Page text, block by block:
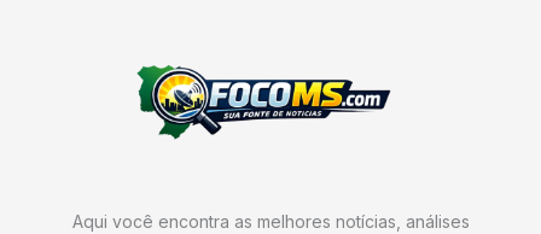
Aqui você encontra as melhores notícias, análises